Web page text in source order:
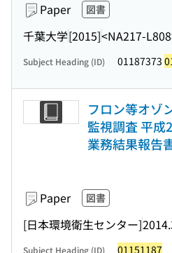
Paper 図書
千葉大学[2015]<NA217-
Subject Heading (ID) 01187373
フロン等オゾ
監視調査 平成
業務結果報告
Paper 図書
[日本環境衛生センター]
Subject Heading (ID) 01151187